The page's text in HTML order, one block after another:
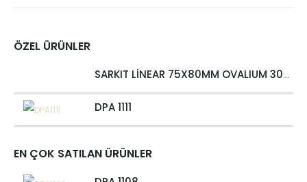
ÖZEL ÜRÜNLER
SARKIT LİNEAR 75X80MM OVALIUM 30W 4000 LM MT
DPA 1111
EN ÇOK SATILAN ÜRÜNLER